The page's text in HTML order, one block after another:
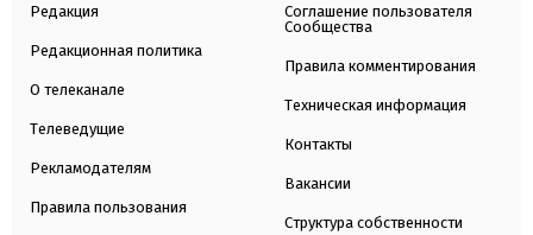
Редакция
Редакционная политика
О телеканале
Телеведущие
Рекламодателям
Правила пользования
Соглашение пользователя
Сообщества
Правила комментирования
Техническая информация
Контакты
Вакансии
Структура собственности